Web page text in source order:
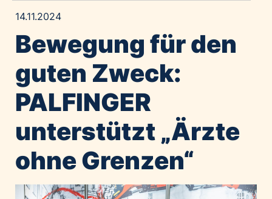
Amadeus Austrian Music Awards
Constantia Flexibles
Costa Kreuzfahrten
Emirates
Expo 2025 Osaka
GE HealthCare
14.11.2024
Bewegung für den
guten Zweck:
PALFINGER
unterstützt „Ärzte
ohne Grenzen“